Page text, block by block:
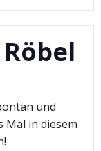
und
Mal in diesem